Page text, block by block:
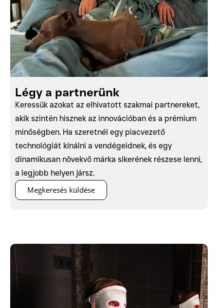
Légy a partnerünk
Keressük azokat az elhivatott szakmai partnereket,
akik szintén hisznek az innovációban és a prémium
minőségben. Ha szeretnél egy piacvezető
technológiát kínálni a vendégeidnek, és egy
dinamikusan növekvő márka sikerének részese lenni,
a legjobb helyen jársz.
Megkeresés küldése